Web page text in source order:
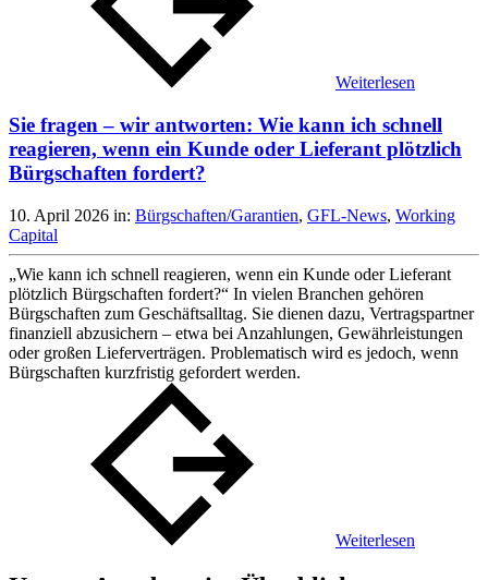
Weiterlesen
Sie fragen – wir antworten: Wie kann ich schnell
reagieren, wenn ein Kunde oder Lieferant plötzlich
Bürgschaften fordert?
10. April 2026 in: Bürgschaften/Garantien, GFL-News, Working
Capital
„Wie kann ich schnell reagieren, wenn ein Kunde oder Lieferant
plötzlich Bürgschaften fordert?“ In vielen Branchen gehören
Bürgschaften zum Geschäftsalltag. Sie dienen dazu, Vertragspartner
finanziell abzusichern – etwa bei Anzahlungen, Gewährleistungen
oder großen Lieferverträgen. Problematisch wird es jedoch, wenn
Bürgschaften kurzfristig gefordert werden.
Weiterlesen